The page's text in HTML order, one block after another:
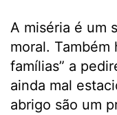
A miséria é um
moral. Também
famílias” a
ainda mal
abrigo são um